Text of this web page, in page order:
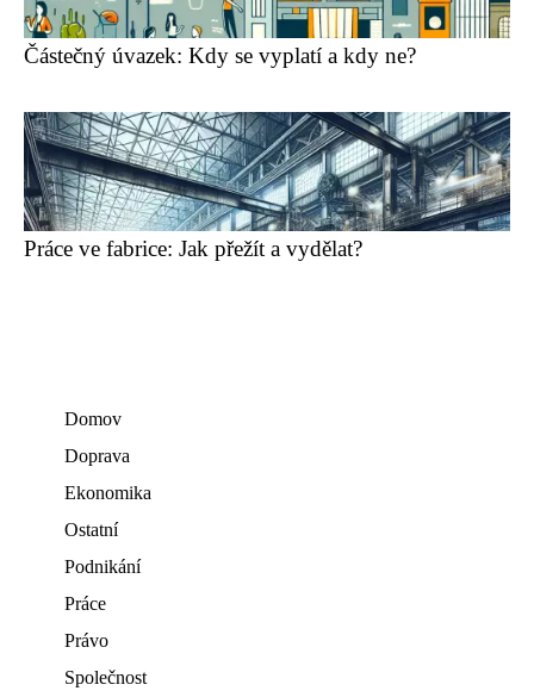
Částečný úvazek: Kdy se vyplatí a kdy ne?
Práce ve fabrice: Jak přežít a vydělat?
Domov
Doprava
Ekonomika
Ostatní
Podnikání
Práce
Právo
Společnost